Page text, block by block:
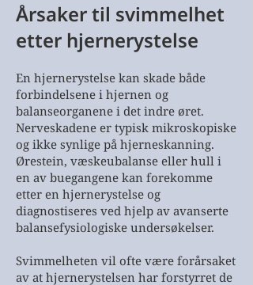
Årsaker til svimmelhet
etter hjernerystelse
En hjernerystelse kan skade både
forbindelsene i hjernen og
balanseorganene i det indre øret.
Nerveskadene er typisk mikroskopiske
og ikke synlige på hjerneskanning.
Ørestein, væskeubalanse eller hull i
en av buegangene kan forekomme
etter en hjernerystelse og
diagnostiseres ved hjelp av avanserte
balansefysiologiske undersøkelser.
Svimmelheten vil ofte være forårsaket
av at hjernerystelsen har forstyrret de